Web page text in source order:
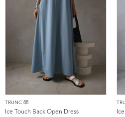
TRUNC 88
Ice Touch Back Open Dress